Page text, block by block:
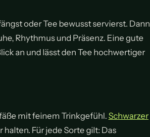
oder Tee bewusst servierst. Dann
Rhythmus und Präsenz. Eine gute
an und lässt den Tee hochwertiger
mit feinem Trinkgefühl. Schwarzer
Für jede Sorte gilt: Das